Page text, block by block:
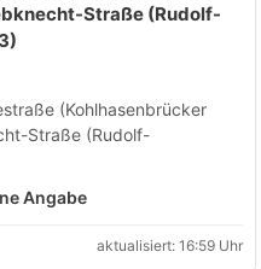
Straße (Rudolf-
(Kohlhasenbrücker
Straße (Rudolf-
Angabe
aktualisiert: 16:59 Uhr